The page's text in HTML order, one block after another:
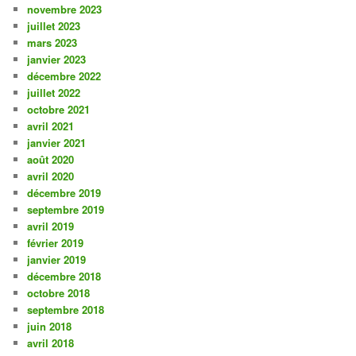
novembre 2023
juillet 2023
mars 2023
janvier 2023
décembre 2022
juillet 2022
octobre 2021
avril 2021
janvier 2021
août 2020
avril 2020
décembre 2019
septembre 2019
avril 2019
février 2019
janvier 2019
décembre 2018
octobre 2018
septembre 2018
juin 2018
avril 2018